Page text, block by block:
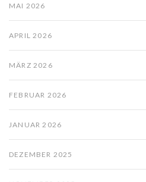
MAI 2026
APRIL 2026
MÄRZ 2026
FEBRUAR 2026
JANUAR 2026
DEZEMBER 2025